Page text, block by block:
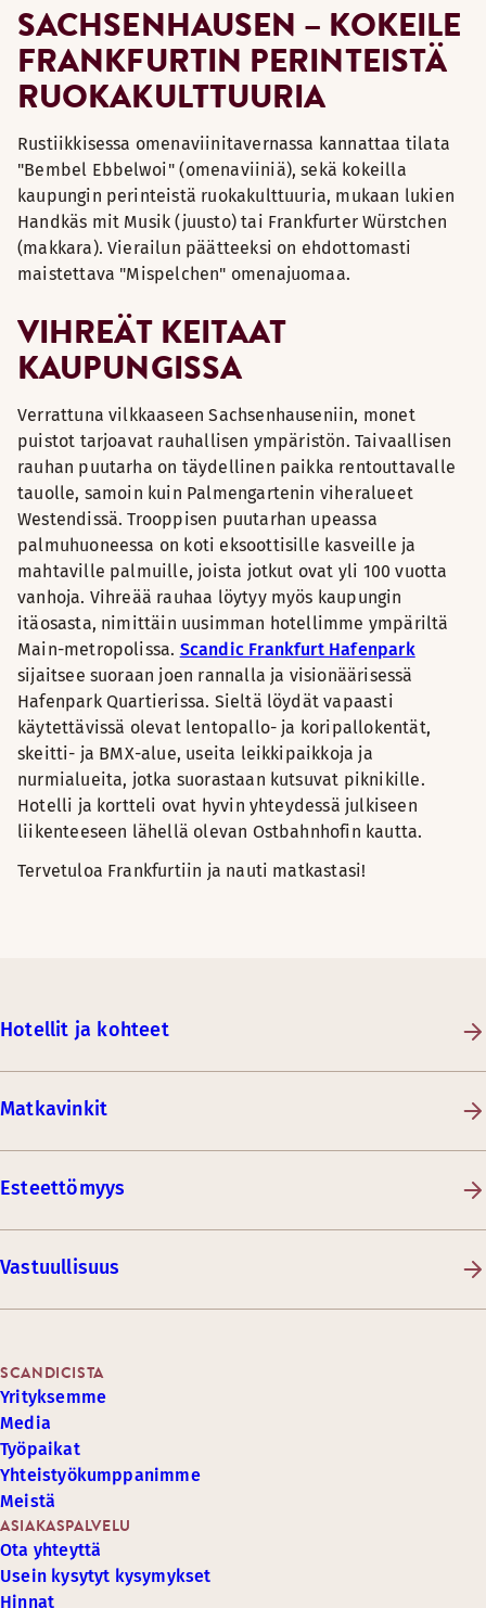
SACHSENHAUSEN – KOKEILE
FRANKFURTIN PERINTEISTÄ
RUOKAKULTTUURIA
Rustiikkisessa omenaviinitavernassa kannattaa tilata
"Bembel Ebbelwoi" (omenaviiniä), sekä kokeilla
kaupungin perinteistä ruokakulttuuria, mukaan lukien
Handkäs mit Musik (juusto) tai Frankfurter Würstchen
(makkara). Vierailun päätteeksi on ehdottomasti
maistettava "Mispelchen" omenajuomaa.
VIHREÄT KEITAAT
KAUPUNGISSA
Verrattuna vilkkaaseen Sachsenhauseniin, monet
puistot tarjoavat rauhallisen ympäristön. Taivaallisen
rauhan puutarha on täydellinen paikka rentouttavalle
tauolle, samoin kuin Palmengartenin viheralueet
Westendissä. Trooppisen puutarhan upeassa
palmuhuoneessa on koti eksoottisille kasveille ja
mahtaville palmuille, joista jotkut ovat yli 100 vuotta
vanhoja. Vihreää rauhaa löytyy myös kaupungin
itäosasta, nimittäin uusimman hotellimme ympäriltä
Main-metropolissa. Scandic Frankfurt Hafenpark
sijaitsee suoraan joen rannalla ja visionäärisessä
Hafenpark Quartierissa. Sieltä löydät vapaasti
käytettävissä olevat lentopallo- ja koripallokentät,
skeitti- ja BMX-alue, useita leikkipaikkoja ja
nurmialueita, jotka suorastaan kutsuvat piknikille.
Hotelli ja kortteli ovat hyvin yhteydessä julkiseen
liikenteeseen lähellä olevan Ostbahnhofin kautta.
Tervetuloa Frankfurtiin ja nauti matkastasi!
Hotellit ja kohteet
Matkavinkit
Esteettömyys
Vastuullisuus
ASIAKASPALVELU
Ota yhteyttä
Usein kysytyt kysymykset
Hinnat
SCANDICISTA
Yrityksemme
Media
Työpaikat
Yhteistyökumppanimme
Meistä